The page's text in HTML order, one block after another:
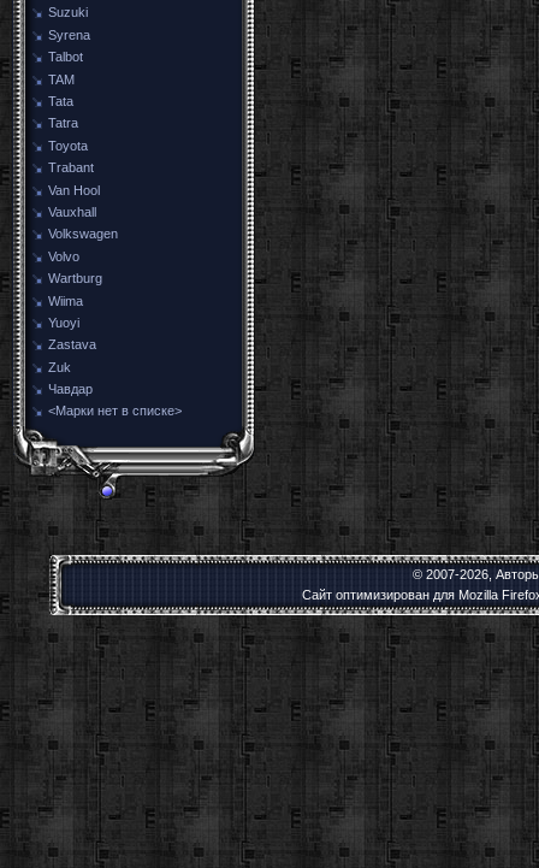
Suzuki
Syrena
Talbot
TAM
Tata
Tatra
Toyota
Trabant
Van Hool
Vauxhall
Volkswagen
Volvo
Wartburg
Wiima
Yuoyi
Zastava
Zuk
Чавдар
<Марки нет в списке>
© 2007-2026,
Сайт оптимизирован для Mozilla